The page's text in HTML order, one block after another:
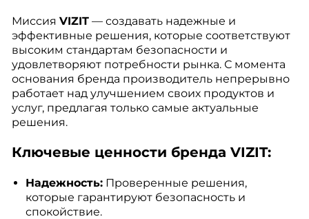
Миссия VIZIT— создавать надежные и
эффективные решения, которые соответствуют
высоким стандартам безопасности и
удовлетворяют потребности рынка. С момента
основания бренда производитель непрерывно
работает над улучшением своих продуктов и
услуг, предлагая только самые актуальные
решения.
Ключевые ценности бренда VIZIT:
Надежность:Проверенные решения,
которые гарантируют безопасность и
спокойствие.